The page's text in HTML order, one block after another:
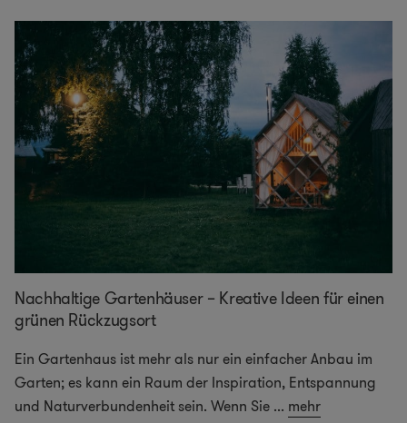
Nachhaltige Gartenhäuser – Kreative Ideen für einen
grünen Rückzugsort
Ein Gartenhaus ist mehr als nur ein einfacher Anbau im
Garten; es kann ein Raum der Inspiration, Entspannung
und Naturverbundenheit sein. Wenn Sie ... mehr